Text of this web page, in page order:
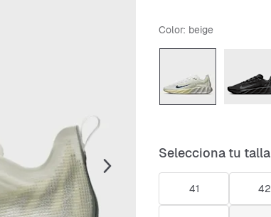
Color: beige
Selecciona tu talla
41 42